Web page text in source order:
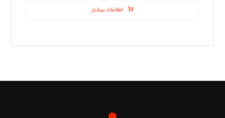
اطلاعات بیشتر